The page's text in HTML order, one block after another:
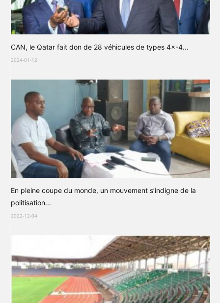
CAN, le Qatar fait don de 28 véhicules de types 4×-4...
2024-01-12
En pleine coupe du monde, un mouvement s’indigne de la
politisation...
2022-12-04